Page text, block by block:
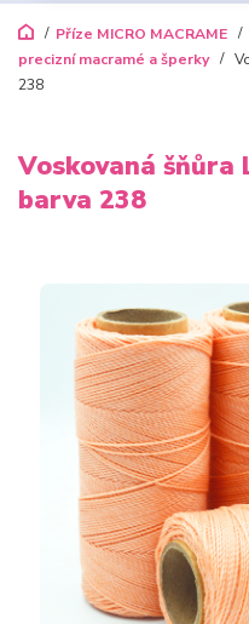
Příze MICRO MACRAME
precizní macramé a šperky
238
Voskovaná šňůra
barva 238